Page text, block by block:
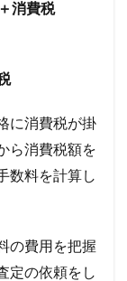
消費税
に消費税が掛
ら消費税額を
数料を計算し
の費用を把握
定の依頼をし